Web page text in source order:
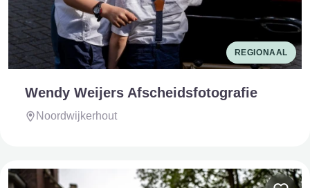
REGIONAAL
Wendy Weijers Afscheidsfotografie
Noordwijkerhout